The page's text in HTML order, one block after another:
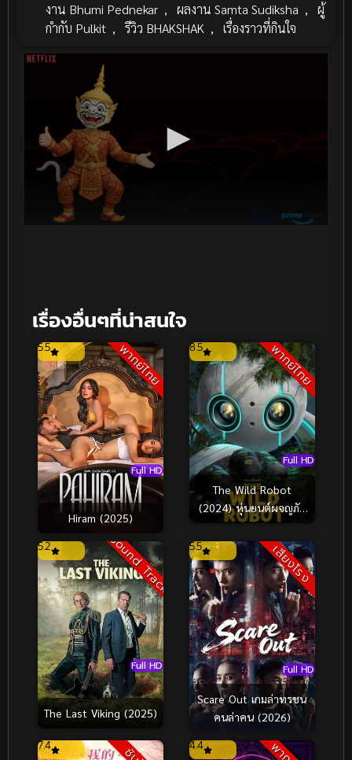
งาน Bhumi Pednekar , ผลงาน Samta Sudiksha ,
ผู้
กำกับ Pulkit , รีวิว BHAKSHAK , เรื่องราวที่กินใจ
เรื่องอื่นๆที่น่าสนใจ
พากย์ไทย
Full HD
5.5
Hiram (2025)
พากย์ไทย
Full HD
8.5
The Wild Robot
(2024) หุ่นยนต์ผจญภัย
ในป่ากว้าง
Sound Track
Full HD
5.2
The Last Viking (2025)
เสียงโรง
Full HD
5.5
Scare Out เกมล่าทรชน
คนล่าคน (2026)
7.4 4.4